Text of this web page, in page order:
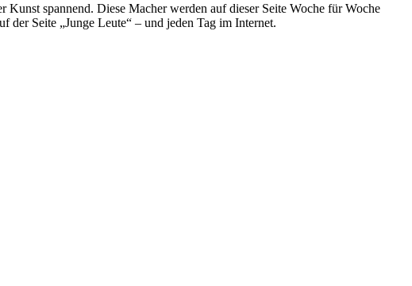
spannend. Diese Macher werden auf dieser Seite Woche für Woche
der Seite „Junge Leute“ – und jeden Tag im Internet.